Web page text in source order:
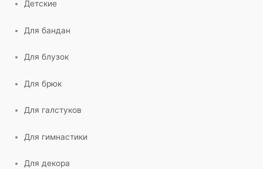
Детские
Для бандан
Для блузок
Для брюк
Для галстуков
Для гимнастики
Для декора